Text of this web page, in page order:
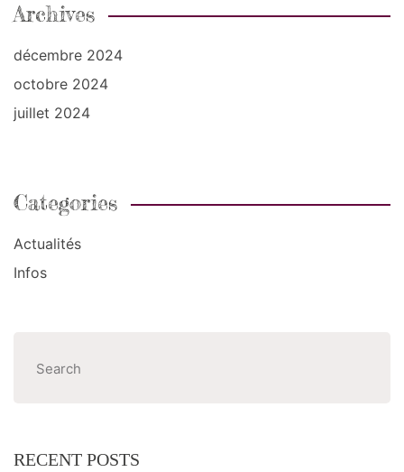
Archives
décembre 2024
octobre 2024
juillet 2024
Categories
Actualités
Infos
RECENT POSTS